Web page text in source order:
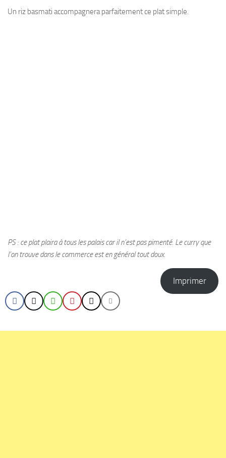
Un riz basmati accompagnera parfaitement ce plat simple.
PS : ce plat plaira à tous les palais car il n’est pas pimenté. Le curry que
l’on trouve dans le commerce est en général tout doux.
Imprimer